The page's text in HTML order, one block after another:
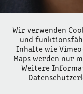
Wir verwenden
und
Inhalte wie
Maps werden nur
Weitere